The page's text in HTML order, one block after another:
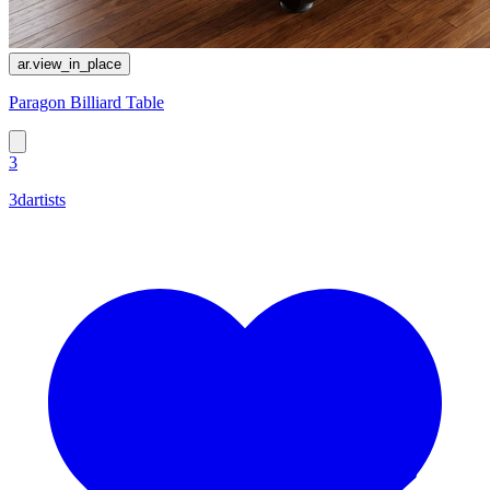
ar.view_in_place
Paragon Billiard Table
3
3dartists